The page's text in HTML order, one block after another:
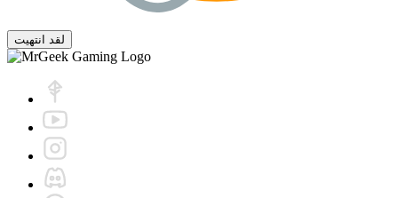
لقد انتهيت